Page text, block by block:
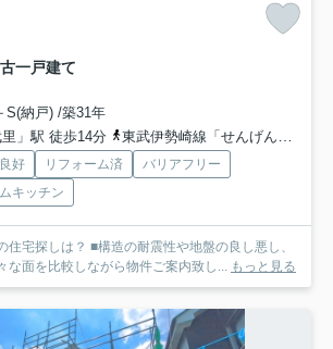
一戸建て
S(納戸) /築31年
」駅 徒歩14分
東武伊勢崎線「せんげん台」駅 徒歩27分
好 リフォーム済
バリアフリー
キッチン
耐震性や地盤の良し悪し、
な面を比較しながら物件ご案内致し...
もっと見る